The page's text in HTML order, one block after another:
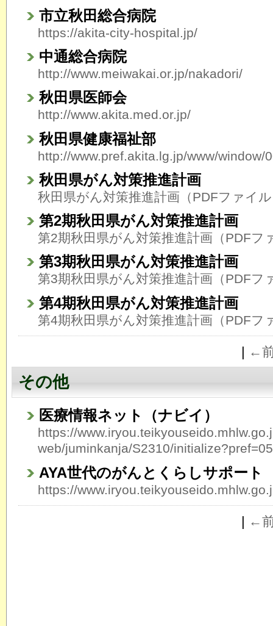
市立秋田総合病院
https://akita-city-hospital.jp/
中通総合病院
http://www.meiwakai.or.jp/nakadori/
秋田県医師会
http://www.akita.med.or.jp/
秋田県健康福祉部
http://www.pref.akita.lg.jp/www/
秋田県がん対策推進計画
秋田県がん対策推進計画（PDFファイ
第2期秋田県がん対策推進計画
第2期秋田県がん対策推進計画（PDFフ
第3期秋田県がん対策推進計画
第3期秋田県がん対策推進計画（PDFフ
第4期秋田県がん対策推進計画
第4期秋田県がん対策推進計画（PDFフ
←
その他
医療情報ネット（ナビイ）
https://
web/juminkanja/S2310/initialize?pref=05
AYA世代のがんとくらしサポート
https://
←